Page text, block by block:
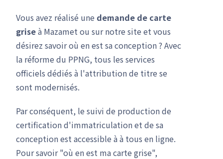
Vous avez réalisé une demande de carte
griseà Mazamet ou sur notre site et vous
désirez savoir où en est sa conception ? Avec
la réforme du PPNG, tous les services
officiels dédiés à l'attribution de titre se
sont modernisés.
Par conséquent, le suivi de production de
certification d'immatriculation et de sa
conception est accessible à à tous en ligne.
Pour savoir "où en est ma carte grise",